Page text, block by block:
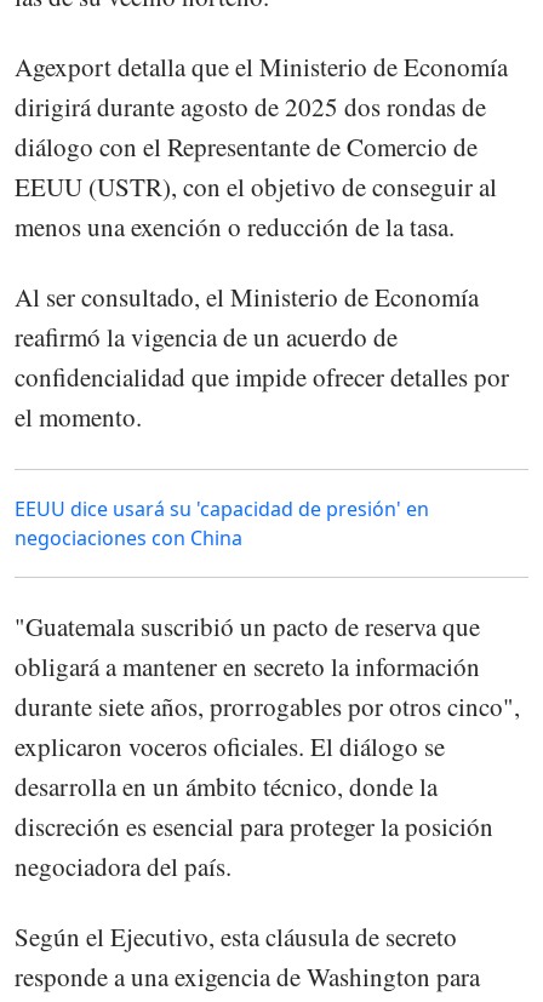
Agexport detalla que el Ministerio de Economía
dirigirá durante agosto de 2025 dos rondas de
diálogo con el Representante de Comercio de
EEUU (USTR), con el objetivo de conseguir al
menos una exención o reducción de la tasa.
Al ser consultado, el Ministerio de Economía
reafirmó la vigencia de un acuerdo de
confidencialidad que impide ofrecer detalles por
el momento.
EEUU dice usará su 'capacidad de presión' en
negociaciones con China
"Guatemala suscribió un pacto de reserva que
obligará a mantener en secreto la información
durante siete años, prorrogables por otros cinco",
explicaron voceros oficiales. El diálogo se
desarrolla en un ámbito técnico, donde la
discreción es esencial para proteger la posición
negociadora del país.
Según el Ejecutivo, esta cláusula de secreto
responde a una exigencia de Washington para